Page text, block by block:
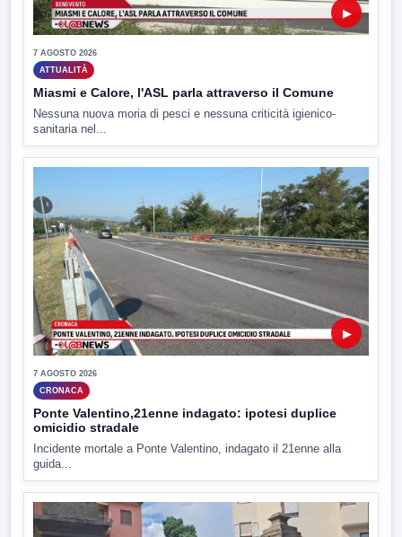
▶
7 AGOSTO 2026
ATTUALITÀ
Miasmi e Calore, l'ASL parla attraverso il Comune
Nessuna nuova moria di pesci e nessuna criticità igienico-
sanitaria nel...
▶
7 AGOSTO 2026
CRONACA
Ponte Valentino,21enne indagato: ipotesi duplice
omicidio stradale
Incidente mortale a Ponte Valentino, indagato il 21enne alla
guida...